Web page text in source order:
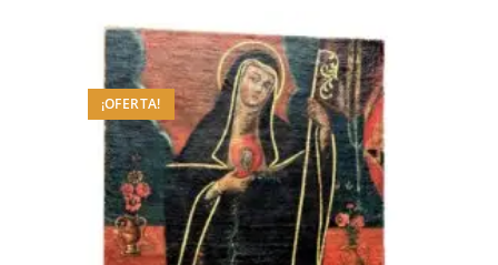
¡OFERTA!